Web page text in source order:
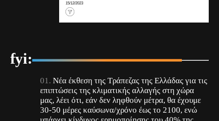
15/12/2023
fyi:
Νέα έκθεση της Τράπεζας της Ελλάδας για τις
επιπτώσεις της κλιματικής αλλαγής στη χώρα
μας, λέει ότι, εάν δεν ληφθούν μέτρα, θα έχουμε
30-50 μέρες καύσωνα/χρόνο έως το 2100, ενώ